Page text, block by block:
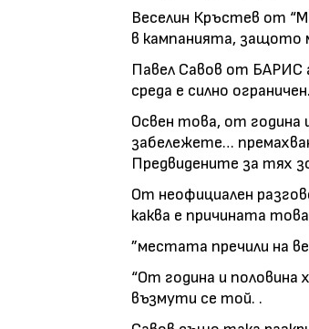
Веселин Кръстев от
в кампанията, защото
Павел Савов от БАРИС
среда е силно ограничен.
Освен това, от година
забележете…
Предвидените за тях
От неофициален
каква е причината
”местата пречили на
“От година и половина
възмути се той. .